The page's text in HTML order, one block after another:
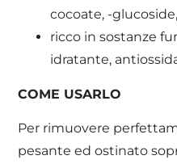
cocoate, -
ricco in sostanze
idratante,
COME USARLO
Per rimuovere
pesante ed ostinato